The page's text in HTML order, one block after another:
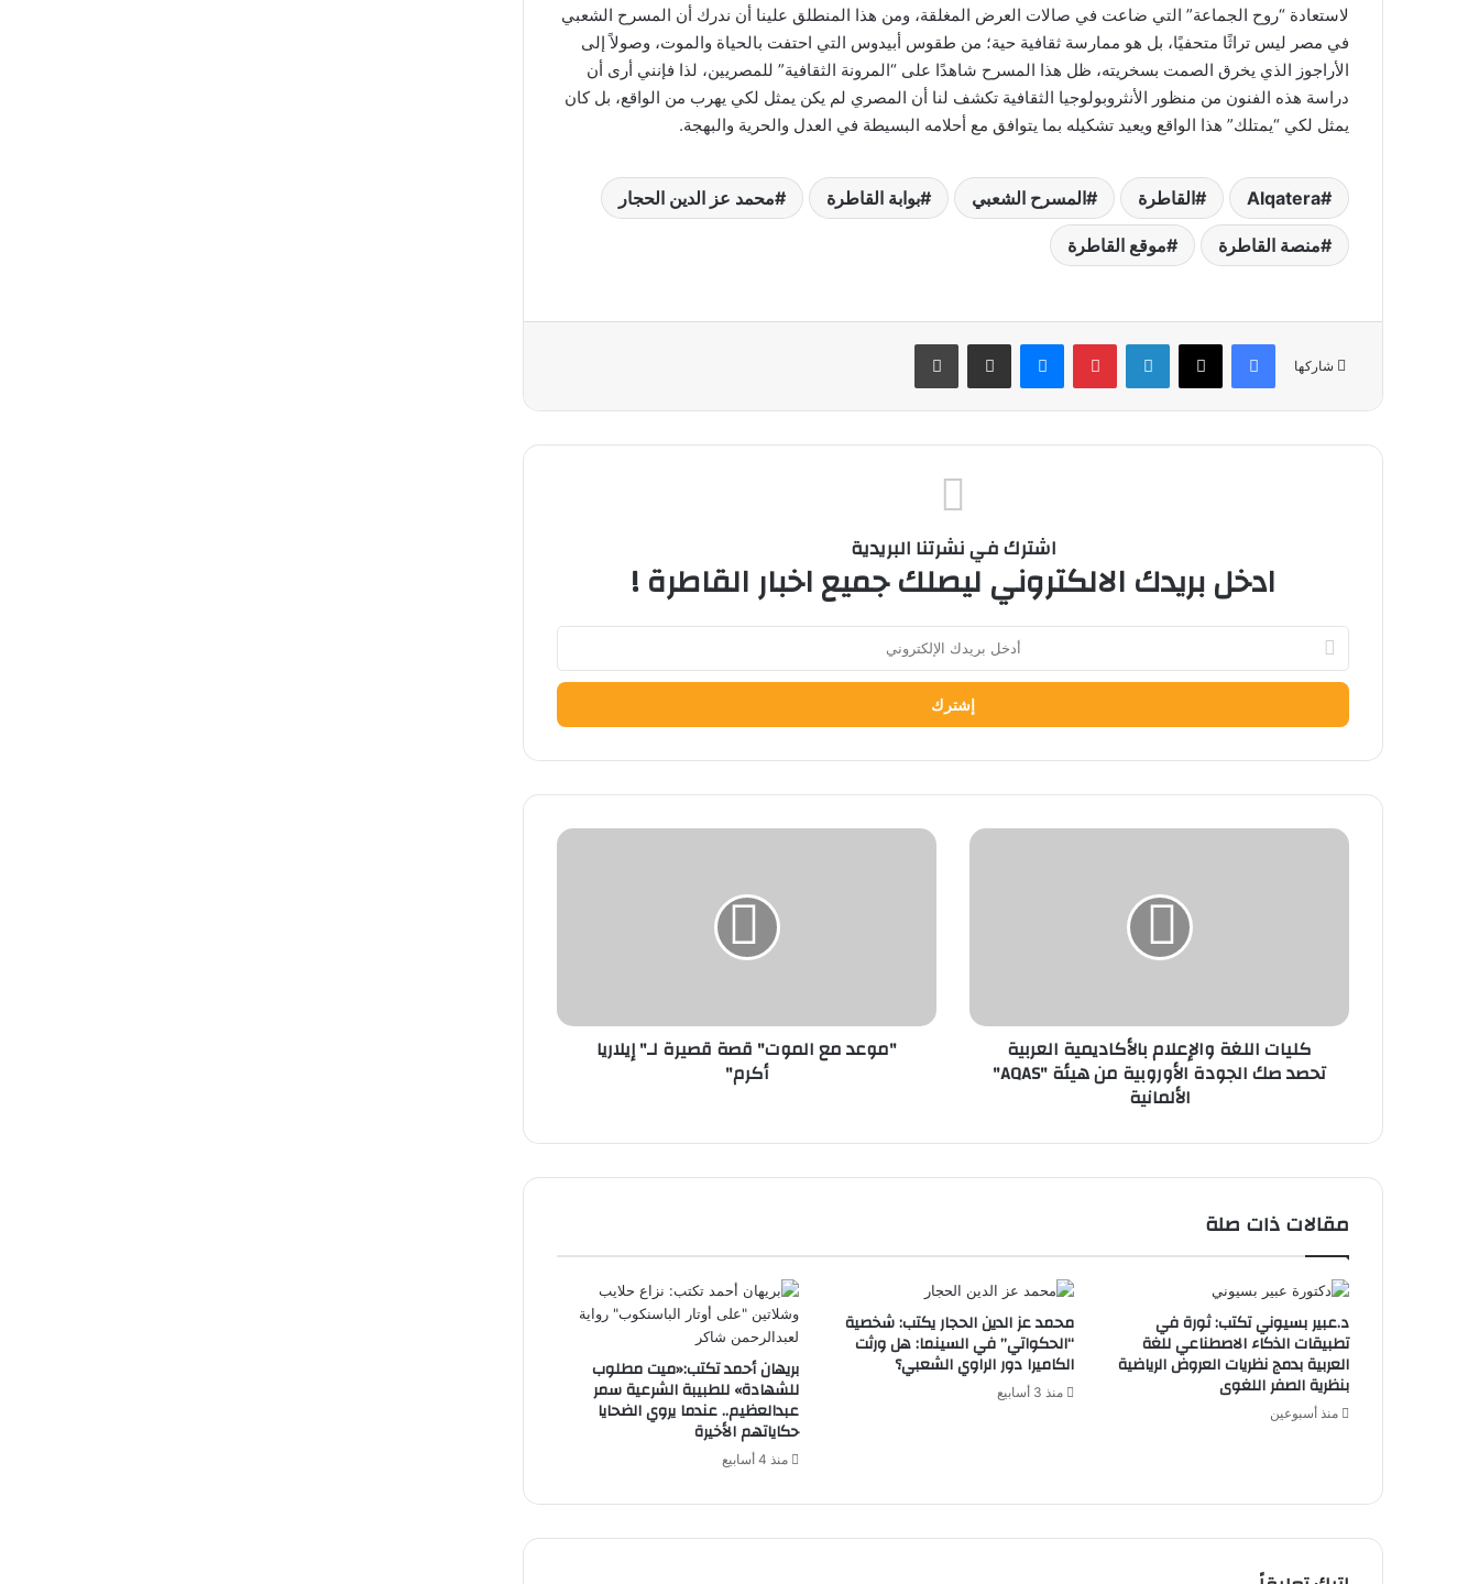
لاستعادة “روح الجماعة” التي ضاعت في صالات العرض المغلقة، ومن هذا المنطلق علينا أن ندرك أن المسرح الشعبي
في مصر ليس تراثًا متحفيًا، بل هو ممارسة ثقافية حية؛ من طقوس أبيدوس التي احتفت بالحياة والموت، وصولاً إلى
الأراجوز الذي يخرق الصمت بسخريته، ظل هذا المسرح شاهدًا على “المرونة الثقافية” للمصريين، لذا فإنني أرى أن
دراسة هذه الفنون من منظور الأنثروبولوجيا الثقافية تكشف لنا أن المصري لم يكن يمثل لكي يهرب من الواقع، بل كان
يمثل لكي “يمتلك” هذا الواقع ويعيد تشكيله بما يتوافق مع أحلامه البسيطة في العدل والحرية والبهجة.
Alqatera القاطرة المسرح الشعبي بوابة القاطرة محمد عز الدين الحجار
منصة القاطرة موقع القاطرة
شاركها
فيسبوك ‫X لينكدإن بينتيريستماسنجر مشاركة عبر البريد طباعة
اشترك في نشرتنا البريدية
ادخل بريدك الالكتروني ليصلك جميع اخبار القاطرة !
بريدك
الإلكتروني
كليات
الأوروبية
هيئة
كليات اللغة والإعلام بالأكاديمية العربية
تحصد صك الجودة الأوروبية من هيئة "AQAS"
الألمانية
"موعد
"موعد مع الموت" قصة قصيرة لـ" إيلاريا
أكرم"
مقالات ذات صلة
د.عبير بسيوني تكتب: ثورة في
تطبيقات الذكاء الاصطناعي للغة
العربية بدمج نظريات العروض الرياضية
بنظرية الصفر اللغوى
منذ أسبوعين
محمد عز الدين الحجار يكتب: شخصية
“الحكواتي” في السينما: هل ورثت
الكاميرا دور الراوي الشعبي؟
منذ 3 أسابيع
بريهان أحمد تكتب:«ميت مطلوب
للشهادة» للطبيبة الشرعية سمر
عبدالعظيم.. عندما يروي الضحايا
حكاياتهم الأخيرة
منذ 4 أسابيع